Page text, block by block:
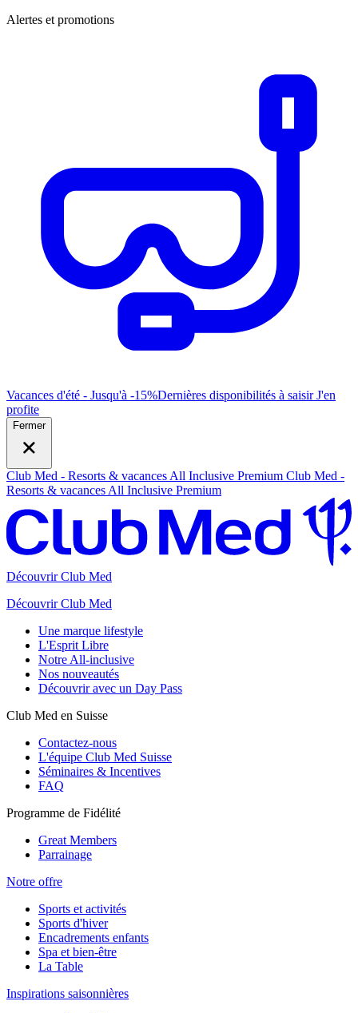
Alertes et promotions
Vacances d'été - Jusqu'à -15%Dernières disponibilités à saisirJ'en
profite
Fermer
Club Med - Resorts & vacances All Inclusive Premium Club Med -
Resorts & vacances All Inclusive Premium
Découvrir Club Med
Découvrir Club Med
Une marque lifestyle
L'Esprit Libre
Notre All-inclusive
Nos nouveautés
Découvrir avec un Day Pass
Club Med en Suisse
Contactez-nous
L'équipe Club Med Suisse
Séminaires & Incentives
FAQ
Programme de Fidélité
Great Members
Parrainage
Notre offre
Sports et activités
Sports d'hiver
Encadrements enfants
Spa et bien-être
La Table
Inspirations saisonnières